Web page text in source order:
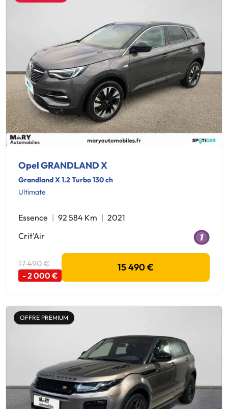
Opel GRANDLAND X
Grandland X 1.2 Turbo 130 ch
Ultimate
Essence 92 584 Km
2021
Crit'Air
17 490 €
- 2 000 €
15 490 €
OFFRE PREMIUM